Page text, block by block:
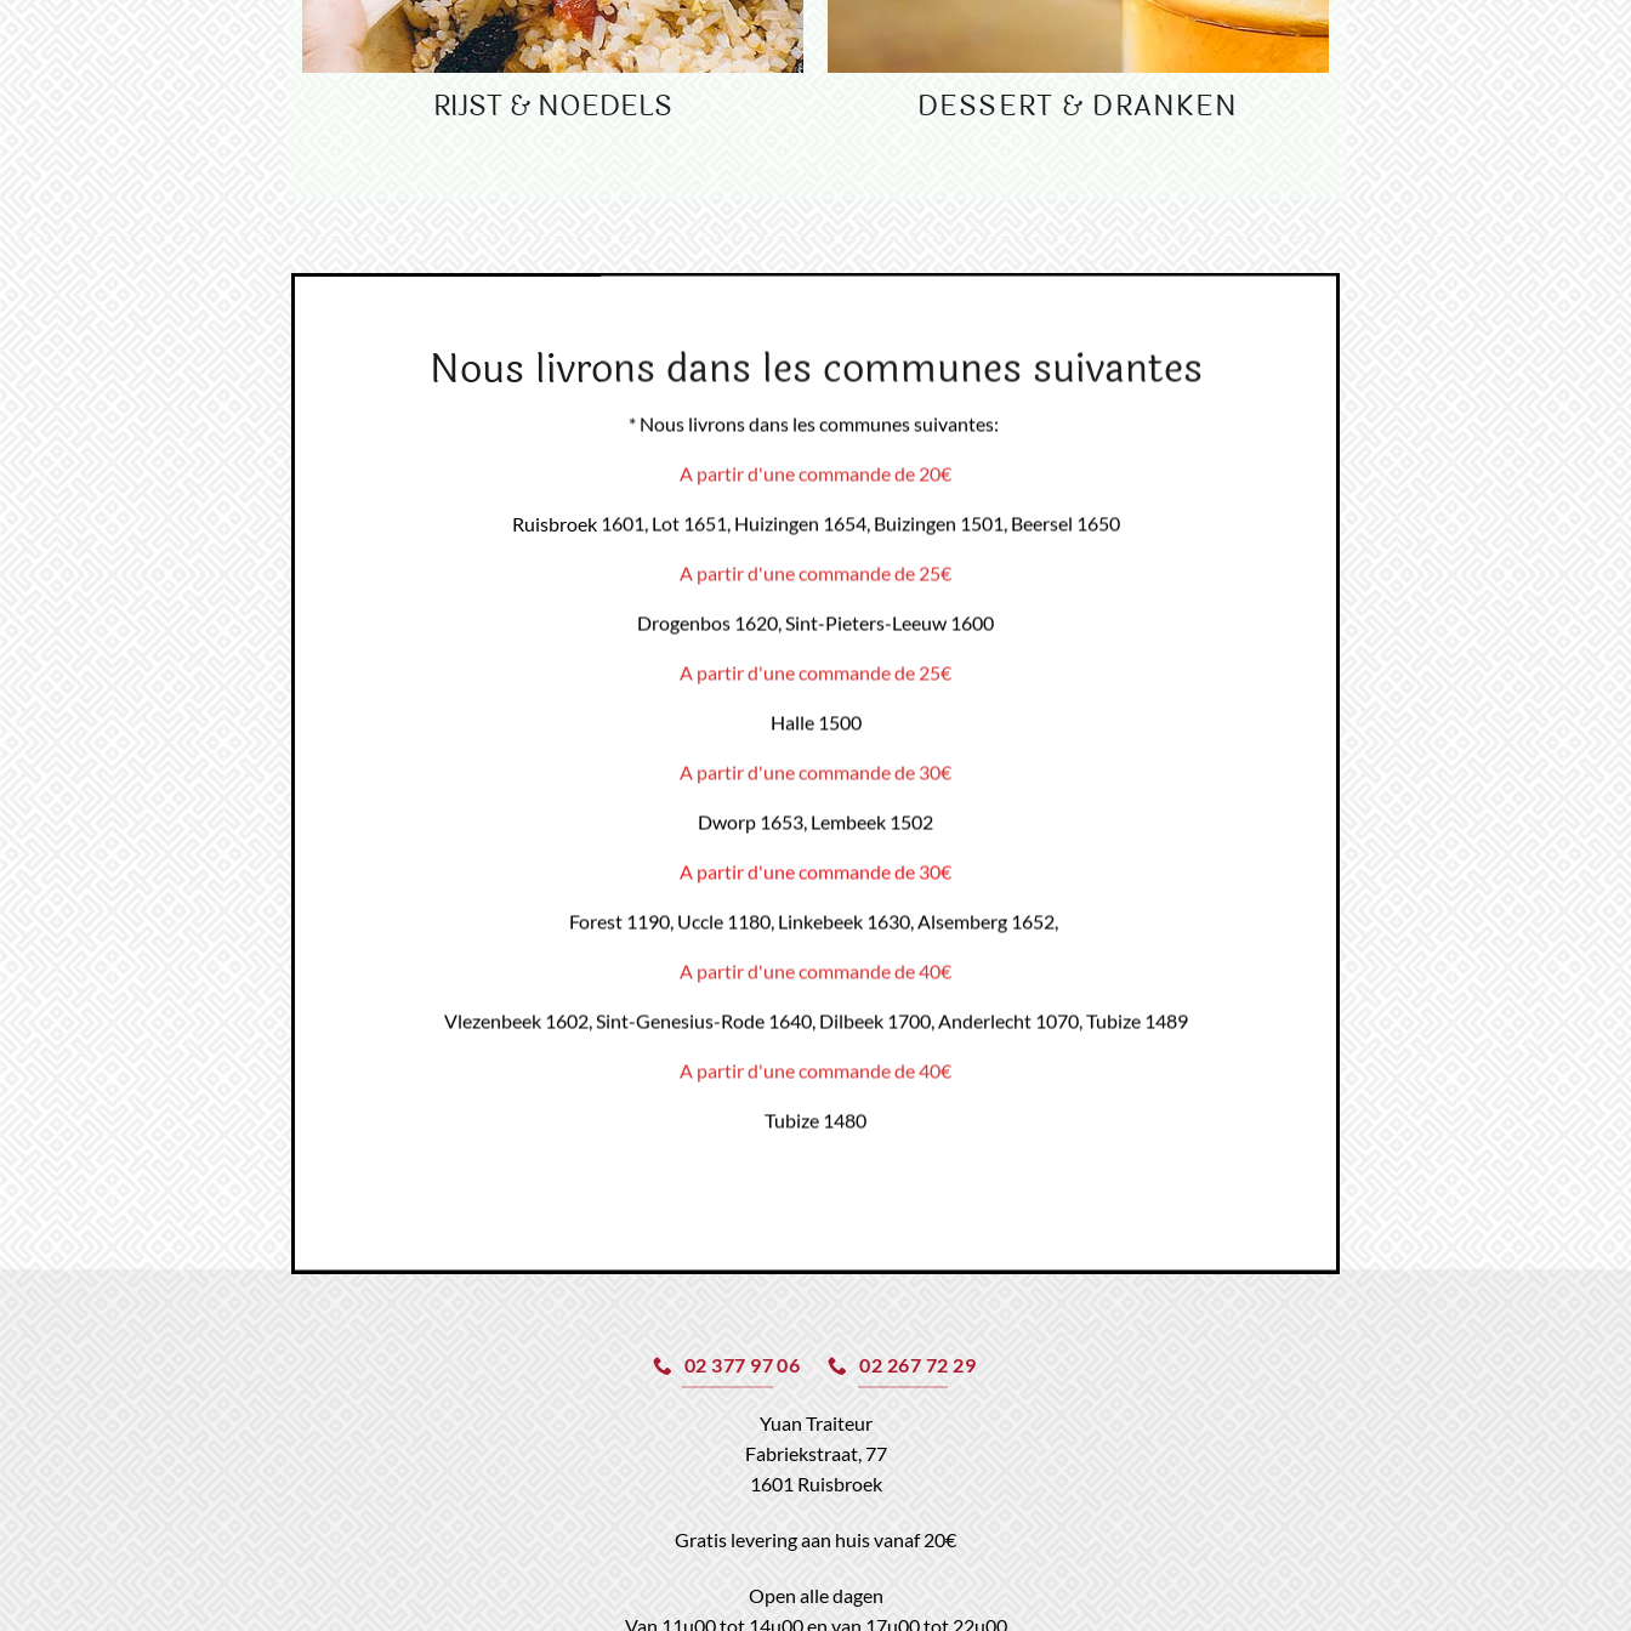
RIJST & NOEDELS DESSERT & DRANKEN
Nous livrons dans les communes suivantes
* Nous livrons dans les communes suivantes:
A partir d'une commande de 20€
Ruisbroek 1601, Lot 1651, Huizingen 1654, Buizingen 1501, Beersel 1650
A partir d'une commande de 25€
Drogenbos 1620, Sint-Pieters-Leeuw 1600
A partir d'une commande de 25€
Halle 1500
A partir d'une commande de 30€
Dworp 1653, Lembeek 1502
A partir d'une commande de 30€
Forest 1190, Uccle 1180, Linkebeek 1630, Alsemberg 1652,
A partir d'une commande de 40€
Vlezenbeek 1602, Sint-Genesius-Rode 1640, Dilbeek 1700, Anderlecht 1070, Tubize 1489
A partir d'une commande de 40€
Tubize 1480
02 377 97 06 02 267 72 29
Yuan Traiteur
Fabriekstraat, 77
1601 Ruisbroek
Gratis levering aan huis vanaf 20€
Open alle dagen
Van 11u00 tot 14u00 en van 17u00 tot 22u00